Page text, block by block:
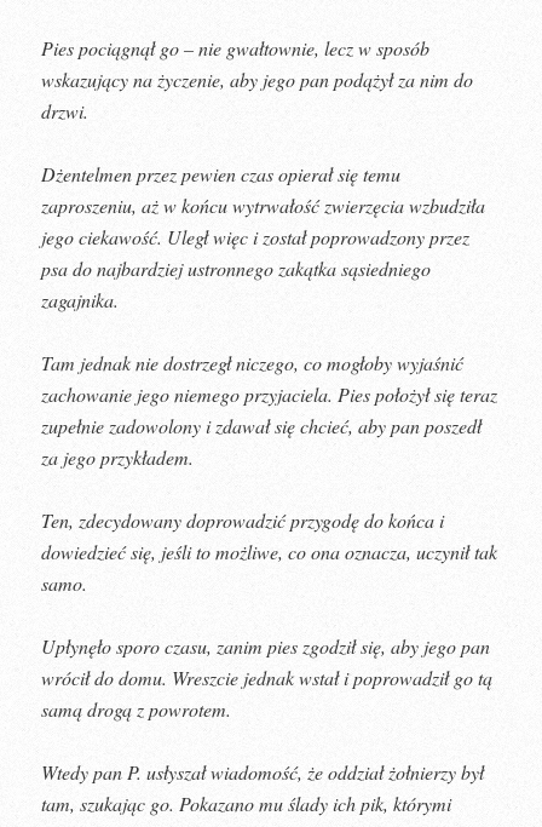
Pies pociągnął go – nie gwałtownie, lecz w sposób
wskazujący na życzenie, aby jego pan podążył za nim do
drzwi.
Dżentelmen przez pewien czas opierał się temu
zaproszeniu, aż w końcu wytrwałość zwierzęcia wzbudziła
jego ciekawość. Uległ więc i został poprowadzony przez
psa do najbardziej ustronnego zakątka sąsiedniego
zagajnika.
Tam jednak nie dostrzegł niczego, co mogłoby wyjaśnić
zachowanie jego niemego przyjaciela. Pies położył się teraz
zupełnie zadowolony i zdawał się chcieć, aby pan poszedł
za jego przykładem.
Ten, zdecydowany doprowadzić przygodę do końca i
dowiedzieć się, jeśli to możliwe, co ona oznacza, uczynił tak
samo.
Upłynęło sporo czasu, zanim pies zgodził się, aby jego pan
wrócił do domu. Wreszcie jednak wstał i poprowadził go tą
samą drogą z powrotem.
Wtedy pan P. usłyszał wiadomość, że oddział żołnierzy był
tam, szukając go. Pokazano mu ślady ich pik, którymi